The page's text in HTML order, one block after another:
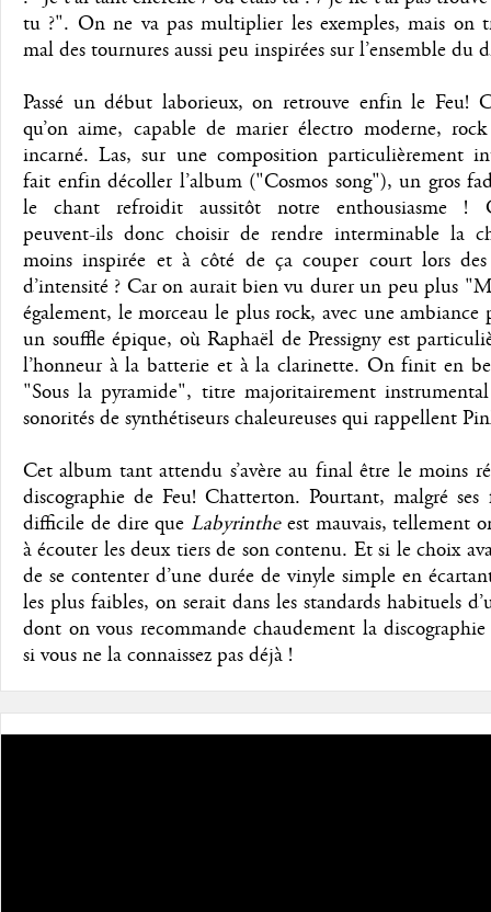
tu ?". On ne va pas multiplier les exemples, mais on
mal des tournures aussi peu inspirées sur l’ensemble du
Passé un début laborieux, on retrouve enfin le Feu!
qu’on aime, capable de marier électro moderne,
incarné. Las, sur une composition particulièrement
fait enfin décoller l’album ("Cosmos song"), un gros
le chant refroidit aussitôt notre enthousiasme !
peuvent-ils donc choisir de rendre interminable la
moins inspirée et à côté de ça couper court lors des
d’intensité ? Car on aurait bien vu durer un peu plus
également, le morceau le plus rock, avec une ambiance
un souffle épique, où Raphaël de Pressigny est
l’honneur à la batterie et à la clarinette. On finit en
"Sous la pyramide", titre majoritairement instrumental
sonorités de synthétiseurs chaleureuses qui rappellent
Cet album tant attendu s’avère au final être le moins
discographie de Feu! Chatterton. Pourtant, malgré ses
difficile de dire queLabyrintheest mauvais, tellement
à écouter les deux tiers de son contenu. Et si le choix
de se contenter d’une durée de vinyle simple en
les plus faibles, on serait dans les standards habituels
dont on vous recommande chaudement la
si vous ne la connaissez pas déjà !